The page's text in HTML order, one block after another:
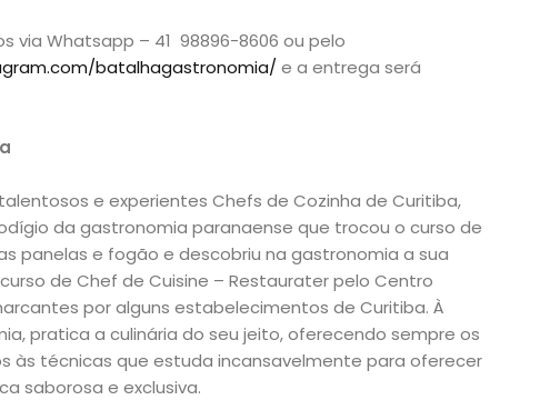
via Whatsapp – 41 98896-8606 ou pelo
batalhagastronomia/ e a entrega será
e experientes Chefs de Cozinha de Curitiba,
da gastronomia paranaense que trocou o curso de
panelas e fogão e descobriu na gastronomia a sua
curso de Chef de Cuisine – Restaurater pelo Centro
por alguns estabelecimentos de Curitiba. À
pratica a culinária do seu jeito, oferecendo sempre os
às técnicas que estuda incansavelmente para oferecer
saborosa e exclusiva.